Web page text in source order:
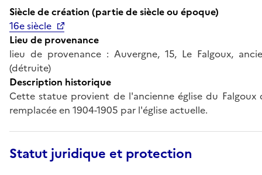
Siècle de création (partie de siècle ou époque)
16e siècle
Lieu de provenance
lieu de provenance : Auvergne, 15, Le Falgoux,
(détruite)
Description historique
Cette statue provient de l'ancienne église du
remplacée en 1904-1905 par l'église actuelle.
Statut juridique et protection